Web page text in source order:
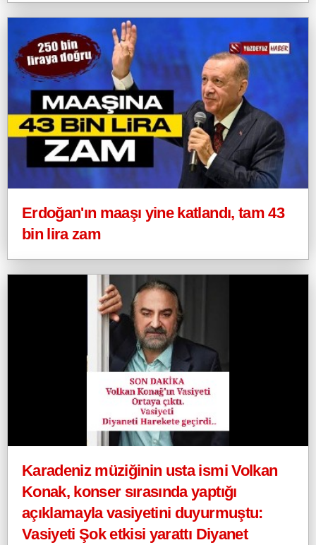
Erdoğan'ın maaşı yine katlandı, tam 43
bin lira zam
Karadeniz müziğinin usta ismi Volkan
Konak, konser sırasında yaptığı
açıklamayla vasiyetini duyurmuştu:
Vasiyeti Şok etkisi yarattı Diyanet